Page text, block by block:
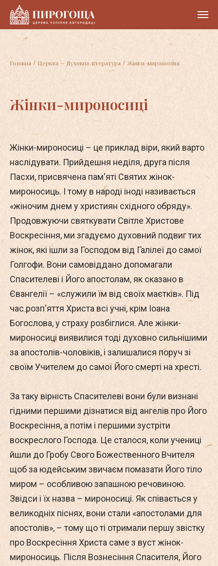
Головна / Церква — Духовна література / Жінки-мироносиці
Жінки-мироносиці
Жінки-мироносиці – це приклад віри, який варто
наслідувати. Прийдешня неділя, друга після
Пасхи, присвячена пам'яті Святих жінок-
мироносиць. І тому в народі іноді називається
«жіночим днем у християн східного обряду».
Продовжуючи святкувати Світле Христове
Воскресіння, ми згадуємо духовний подвиг тих
жінок, які ішли за Господом від Галілеї до самої
Голгофи. Вони самовіддано допомагали
Спасителеві і Його апостолам, як сказано в
Євангелії – «служили їм від своїх маєтків». Під
час розп'яття Христа всі учні, крім Іоана
Богослова, у страху розбіглися. Але жінки-
мироносиці виявилися тоді духовно сильнішими
за апостолів-чоловіків, і залишалися поруч зі
своїм Учителем до самої Його смерті на хресті.
За таку вірність Спасителеві вони були визнані
гідними першими дізнатися від ангелів про Його
Воскресіння, а потім і першими зустріти
воскреслого Господа. Це сталося, коли учениці
йшли до Гробу Свого Божественного Вчителя
щоб за юдейським звичаєм помазати Його тіло
миром – особливою запашною речовиною.
Звідси і їх назва – мироносиці. Як співається у
великодніх піснях, вони стали «апостолами для
апостолів», – тому що ті отримали першу звістку
про Воскресіння Христа саме з вуст жінок-
мироносиць. Після Вознесіння Спасителя, Його